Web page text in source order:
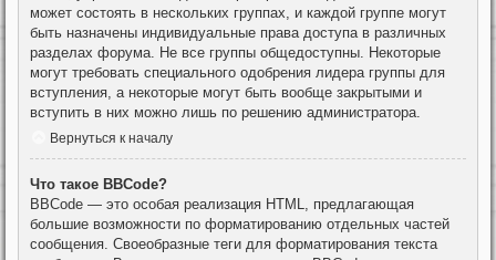
может состоять в нескольких группах, и каждой группе могут
быть назначены индивидуальные права доступа в различных
разделах форума. Не все группы общедоступны. Некоторые
могут требовать специального одобрения лидера группы для
вступления, а некоторые могут быть вообще закрытыми и
вступить в них можно лишь по решению администратора.
Вернуться к началу
Что такое BBCode?
BBCode — это особая реализация HTML, предлагающая
большие возможности по форматированию отдельных частей
сообщения. Своеобразные теги для форматирования текста